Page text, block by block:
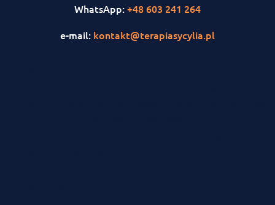
WhatsApp:+48 603 241 264
e-mail: kontakt@terapiasycylia.pl